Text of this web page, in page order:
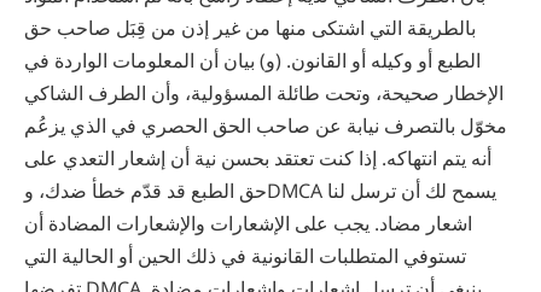
بالطريقة التي اشتكى منها من غير إذن من قِبَل صاحب حق
الطبع أو وكيله أو القانون. (و) بيان أن المعلومات الواردة في
الإخطار صحيحة، وتحت طائلة المسؤولية، وأن الطرف الشاكي
مخوّل بالتصرف نيابة عن صاحب الحق الحصري في الذي يزعُم
أنه يتم انتهاكه. إذا كنت تعتقد بحسن نية أن إشعار التعدي على
حق الطبع قد قدّم خطأ ضدك، وDMCA يسمح لك أن ترسل لنا
اشعار مضاد. يجب على الإشعارات والإشعارات المضادة أن
تستوفي المتطلبات القانونية في ذلك الحين أو الحالية التي